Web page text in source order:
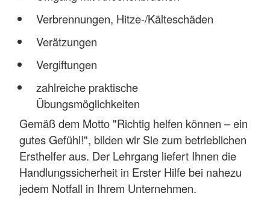
Verbrennungen, Hitze-/Kälteschäden
Verätzungen
Vergiftungen
zahlreiche praktische
Übungsmöglichkeiten
Gemäß dem Motto "Richtig helfen können – ein
gutes Gefühl!", bilden wir Sie zum betrieblichen
Ersthelfer aus. Der Lehrgang liefert Ihnen die
Handlungssicherheit in Erster Hilfe bei nahezu
jedem Notfall in Ihrem Unternehmen.